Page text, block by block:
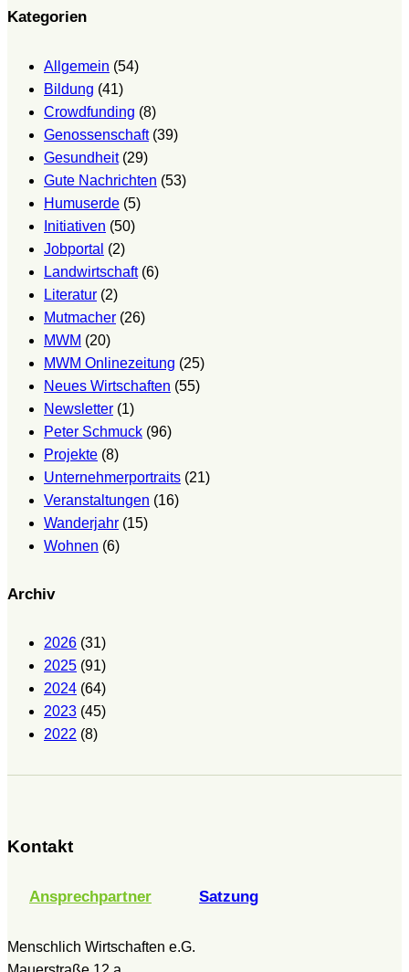
Kategorien
Allgemein (54)
Bildung (41)
Crowdfunding (8)
Genossenschaft(39)
Gesundheit(29)
Gute Nachrichten (53)
Humuserde (5)
Initiativen (50)
Jobportal (2)
Landwirtschaft(6)
Literatur (2)
Mutmacher (26)
MWM (20)
MWM Onlinezeitung (25)
Neues Wirtschaften (55)
Newsletter (1)
Peter Schmuck (96)
Projekte (8)
Unternehmerportraits (21)
Veranstaltungen (16)
Wanderjahr (15)
Wohnen (6)
Archiv
2026 (31)
2025 (91)
2024 (64)
2023 (45)
2022 (8)
Kontakt
Ansprechpartner Satzung
Menschlich Wirtschaften e.G.